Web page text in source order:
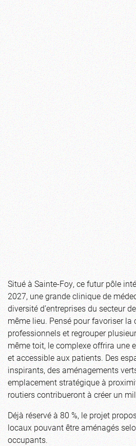
Situé à Sainte-Foy, ce futur pôle
2027, une grande clinique de
diversité d’entreprises du secteur
même lieu. Pensé pour favoriser
professionnels et regrouper
même toit, le complexe offrira une
et accessible aux patients. Des
inspirants, des aménagements
emplacement stratégique à
routiers contribueront à créer un
Déjà réservé à 80 %, le projet
locaux pouvant être aménagés
occupants.